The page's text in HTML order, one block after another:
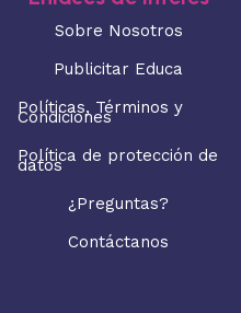
Sobre Nosotros
Publicitar Educa
Políticas, Términos y
Condiciones
Política de protección de
datos
¿Preguntas?
Contáctanos